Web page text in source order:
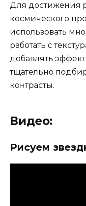
Для достижения
космического
использовать
работать с
добавлять
тщательно
контрасты.
Видео:
Рисуем